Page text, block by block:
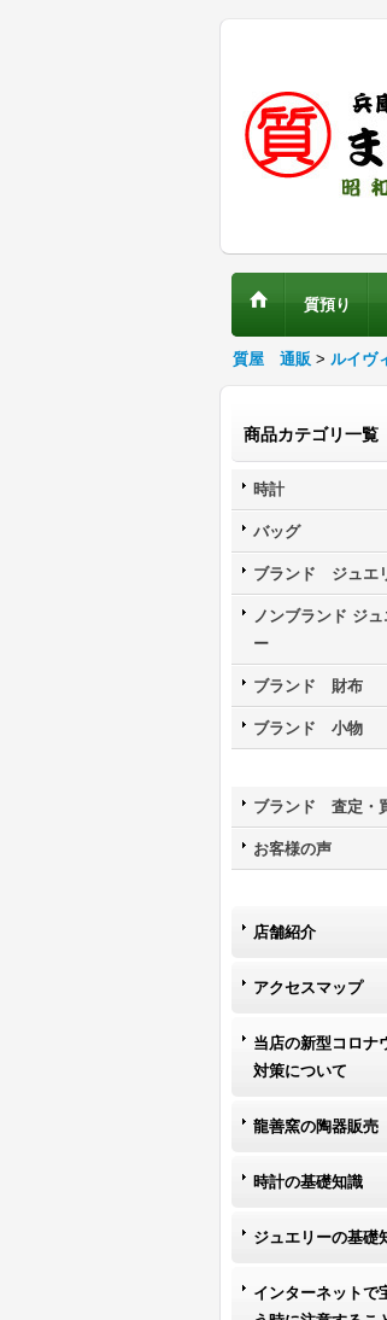
質屋 通販 > ルイヴ
質預り
商品カテゴリ一覧
時計
バッグ
ブランド ジュエ
ノンブランド ジュ
ー
ブランド 財布
ブランド 小物
ブランド 査定・
お客様の声
店舗紹介
アクセスマップ
当店の新型コロナ
対策について
龍善窯の陶器販売
時計の基礎知識
ジュエリーの基礎
インターネットで